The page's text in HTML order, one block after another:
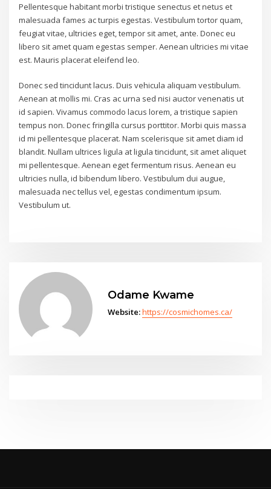
Pellentesque habitant morbi tristique senectus et netus et
malesuada fames ac turpis egestas. Vestibulum tortor quam,
feugiat vitae, ultricies eget, tempor sit amet, ante. Donec eu
libero sit amet quam egestas semper. Aenean ultricies mi vitae
est. Mauris placerat eleifend leo.
Donec sed tincidunt lacus. Duis vehicula aliquam vestibulum.
Aenean at mollis mi. Cras ac urna sed nisi auctor venenatis ut
id sapien. Vivamus commodo lacus lorem, a tristique sapien
tempus non. Donec fringilla cursus porttitor. Morbi quis massa
id mi pellentesque placerat. Nam scelerisque sit amet diam id
blandit. Nullam ultrices ligula at ligula tincidunt, sit amet aliquet
mi pellentesque. Aenean eget fermentum risus. Aenean eu
ultricies nulla, id bibendum libero. Vestibulum dui augue,
malesuada nec tellus vel, egestas condimentum ipsum.
Vestibulum ut.
Odame Kwame
Website:https://cosmichomes.ca/